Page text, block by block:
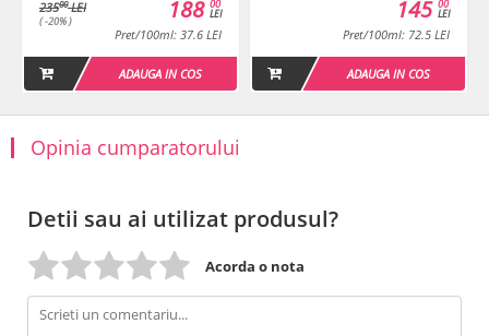
23500LEI
( -20% )
00
LEI
188
Pret/100ml: 37.6 LEI
ADAUGA IN COS
00
LEI
145
Pret/100ml: 72.5 LEI
ADAUGA IN COS
Opinia cumparatorului
Detii sau ai utilizat produsul?
Acorda o nota